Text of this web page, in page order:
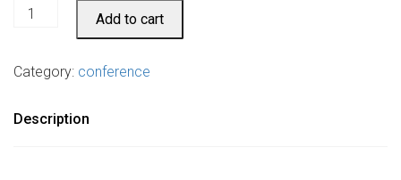
Woo
Add to cart
Category: conference
Description